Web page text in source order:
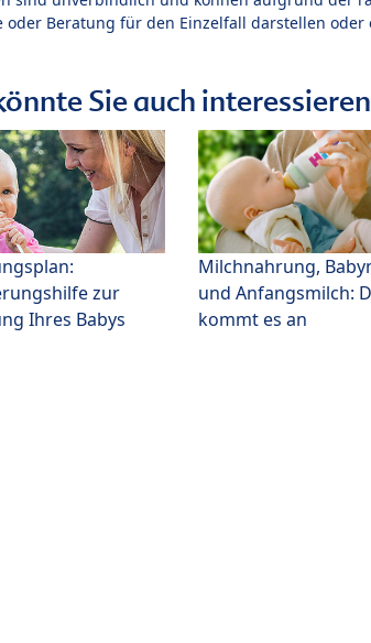
oder Beratung für den Einzelfall darstellen oder
Sie auch interessieren
zur
Ihres Babys
Milchnahrung,
und Anfangsmilch:
kommt es an